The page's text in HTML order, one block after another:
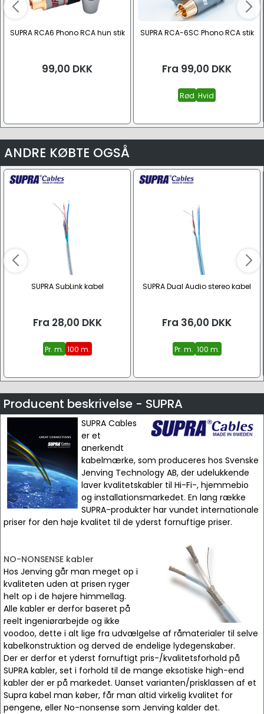
SUPRA RCA6 Phono RCA hun stik
99,00 DKK
SUPRA RCA-6SC Phono RCA stik
Fra 99,00 DKK
Rød Hvid
ANDRE KØBTE OGSÅ
SUPRA SubLink kabel
Fra 28,00 DKK
Pr. m. 100 m.
SUPRA Dual Audio stereo kabel
Fra 36,00 DKK
Pr. m. 100 m.
Producent beskrivelse - SUPRA
SUPRA Cables
er et
anerkendt
kabelmærke, som produceres hos Svenske
Jenving Technology AB, der udelukkende
laver kvalitetskabler til Hi-Fi-, hjemmebio
og installationsmarkedet. En lang række
SUPRA-produkter har vundet internationale
priser for den høje kvalitet til de yderst fornuftige priser.
NO-NONSENSE kabler
Hos Jenving går man meget op i
kvaliteten uden at prisen ryger
helt op i de højere himmellag.
Alle kabler er derfor baseret på
reelt ingeniørarbejde og ikke
voodoo, dette i alt lige fra udvælgelse af råmaterialer til selve
kabelkonstruktion og derved de endelige lydegenskaber.
Der er derfor et yderst fornuftigt pris-/kvalitetsforhold på
SUPRA kabler, set i forhold til de mange eksotiske high-end
kabler der er på markedet. Uanset varianten/prisklassen af et
Supra kabel man køber, får man altid virkelig kvalitet for
pengene, eller No-nonsense som Jenving kalder det.